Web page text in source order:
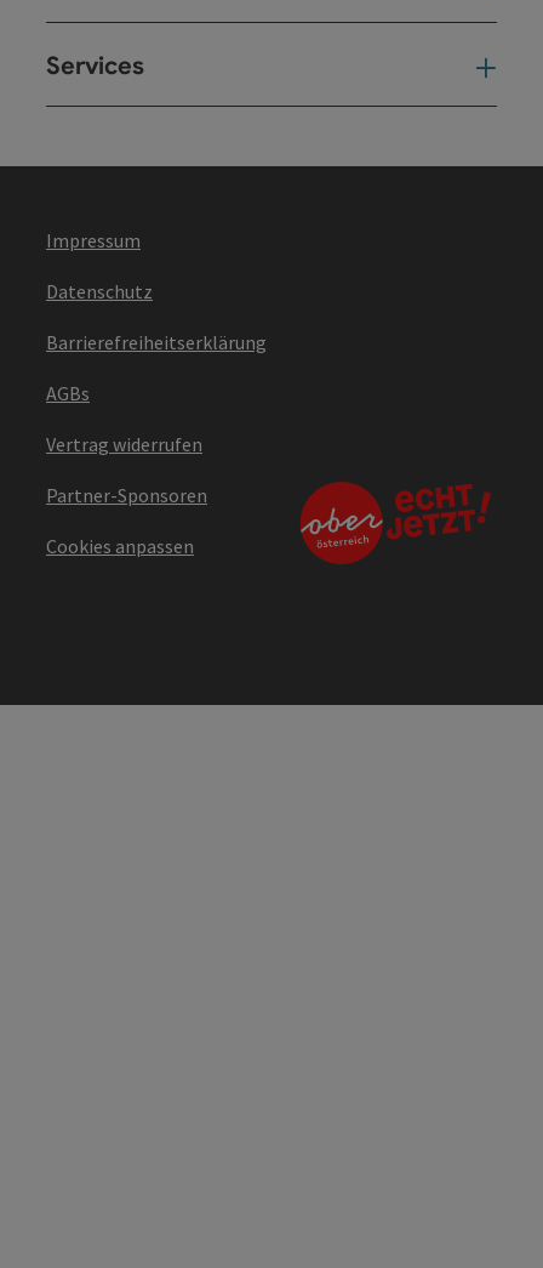
Services
Impressum
Datenschutz
Barrierefreiheitserklärung
AGBs
Vertrag widerrufen
Partner-Sponsoren
Cookies anpassen